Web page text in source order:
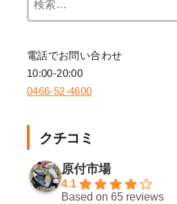
電話でお問い合わせ
10:00-20:00
0466-52-4600
クチコミ
原付市場
4.1
Based on 65 reviews